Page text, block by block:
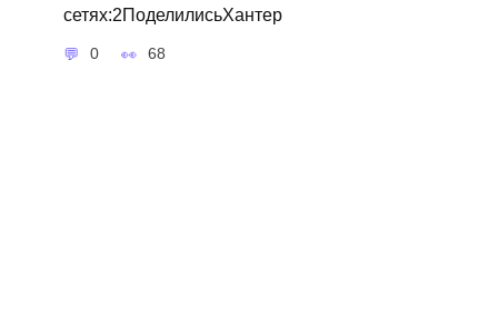
сетях:2ПоделилисьХантер
0 68